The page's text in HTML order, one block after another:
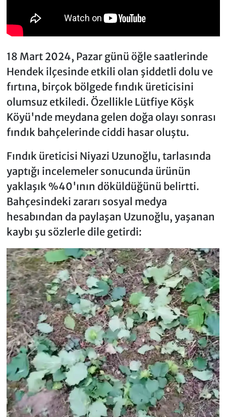
18 Mart 2024, Pazar günü öğle saatlerinde
Hendek ilçesinde etkili olan şiddetli dolu ve
fırtına, birçok bölgede fındık üreticisini
olumsuz etkiledi. Özellikle Lütfiye Köşk
Köyü'nde meydana gelen doğa olayı sonrası
fındık bahçelerinde ciddi hasar oluştu.
Fındık üreticisi Niyazi Uzunoğlu, tarlasında
yaptığı incelemeler sonucunda ürünün
yaklaşık %40'ının döküldüğünü belirtti.
Bahçesindeki zararı sosyal medya
hesabından da paylaşan Uzunoğlu, yaşanan
kaybı şu sözlerle dile getirdi: